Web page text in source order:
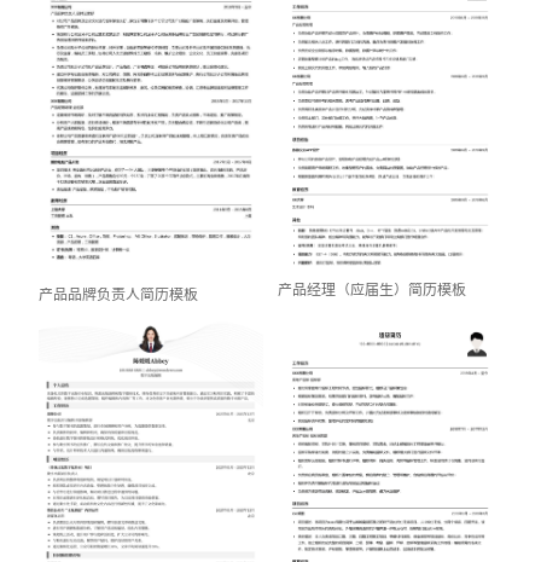
产品品牌负责人简历模板 产品经理（应届生）简历模板